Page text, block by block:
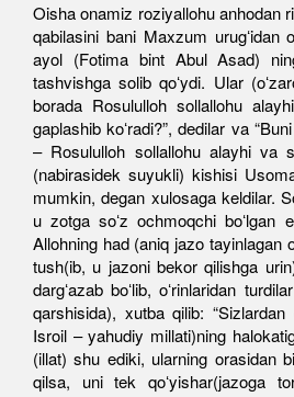
Oisha onamiz roziyallohu anhodan
qabilasini bani Maxzum urugʻidan
ayol (Fotima bint Abul Asad)
tashvishga solib qoʻydi. Ular
borada Rosululloh sollallohu
gaplashib koʻradi?”, dedilar va
– Rosululloh sollallohu alayhi va
(nabirasidek suyukli) kishisi
mumkin, degan xulosaga keldilar.
u zotga soʻz ochmoqchi boʻlgan
Allohning had (aniq jazo tayinlagan
tush(ib, u jazoni bekor qilishga
dargʻazab boʻlib, oʻrinlaridan
qarshisida), xutba qilib:
Isroil – yahudiy millati)ning
(illat) shu ediki, ularning orasidan
qilsa, uni tek qoʻyishar(jazoga